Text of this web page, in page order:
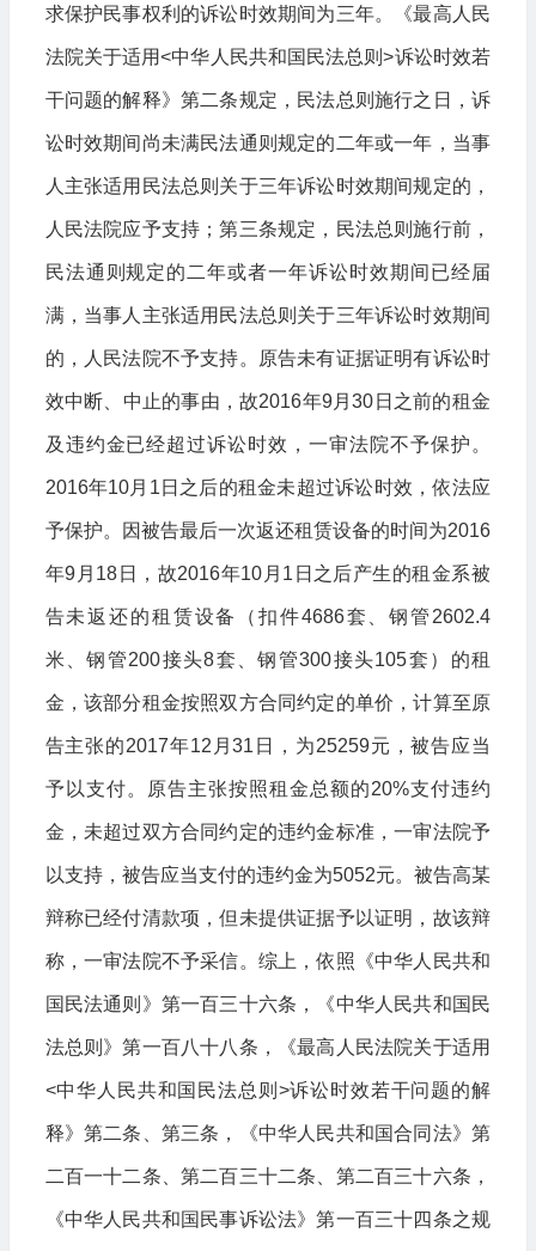
求保护民事权利的诉讼时效期间为三年。《最高人民
法院关于适用<中华人民共和国民法总则>诉讼时效若
干问题的解释》第二条规定，民法总则施行之日，诉
讼时效期间尚未满民法通则规定的二年或一年，当事
人主张适用民法总则关于三年诉讼时效期间规定的，
人民法院应予支持；第三条规定，民法总则施行前，
民法通则规定的二年或者一年诉讼时效期间已经届
满，当事人主张适用民法总则关于三年诉讼时效期间
的，人民法院不予支持。原告未有证据证明有诉讼时
效中断、中止的事由，故2016年9月30日之前的租金
及违约金已经超过诉讼时效，一审法院不予保护。
2016年10月1日之后的租金未超过诉讼时效，依法应
予保护。因被告最后一次返还租赁设备的时间为2016
年9月18日，故2016年10月1日之后产生的租金系被
告未返还的租赁设备（扣件4686套、钢管2602.4
米、钢管200接头8套、钢管300接头105套）的租
金，该部分租金按照双方合同约定的单价，计算至原
告主张的2017年12月31日，为25259元，被告应当
予以支付。原告主张按照租金总额的20%支付违约
金，未超过双方合同约定的违约金标准，一审法院予
以支持，被告应当支付的违约金为5052元。被告高某
辩称已经付清款项，但未提供证据予以证明，故该辩
称，一审法院不予采信。综上，依照《中华人民共和
国民法通则》第一百三十六条，《中华人民共和国民
法总则》第一百八十八条，《最高人民法院关于适用
<中华人民共和国民法总则>诉讼时效若干问题的解
释》第二条、第三条，《中华人民共和国合同法》第
二百一十二条、第二百三十二条、第二百三十六条，
《中华人民共和国民事诉讼法》第一百三十四条之规